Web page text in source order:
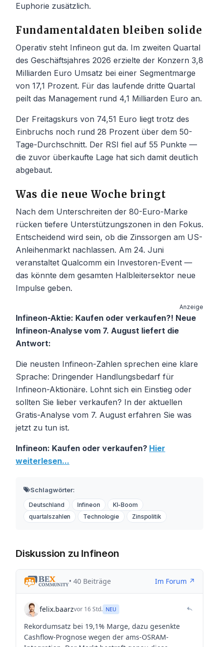
Euphorie zusätzlich.
Fundamentaldaten bleiben solide
Operativ steht Infineon gut da. Im zweiten Quartal
des Geschäftsjahres 2026 erzielte der Konzern 3,8
Milliarden Euro Umsatz bei einer Segmentmarge
von 17,1 Prozent. Für das laufende dritte Quartal
peilt das Management rund 4,1 Milliarden Euro an.
Der Freitagskurs von 74,51 Euro liegt trotz des
Einbruchs noch rund 28 Prozent über dem 50-
Tage-Durchschnitt. Der RSI fiel auf 55 Punkte —
die zuvor überkaufte Lage hat sich damit deutlich
abgebaut.
Was die neue Woche bringt
Nach dem Unterschreiten der 80-Euro-Marke
rücken tiefere Unterstützungszonen in den Fokus.
Entscheidend wird sein, ob die Zinssorgen am US-
Anleihenmarkt nachlassen. Am 24. Juni
veranstaltet Qualcomm ein Investoren-Event —
das könnte dem gesamten Halbleitersektor neue
Impulse geben.
Anzeige
Infineon-Aktie: Kaufen oder verkaufen?! Neue
Infineon-Analyse vom 7. August liefert die
Antwort:
Die neusten Infineon-Zahlen sprechen eine klare
Sprache: Dringender Handlungsbedarf für
Infineon-Aktionäre. Lohnt sich ein Einstieg oder
sollten Sie lieber verkaufen? In der aktuellen
Gratis-Analyse vom 7. August erfahren Sie was
jetzt zu tun ist.
Infineon: Kaufen oder verkaufen? Hier
weiterlesen...
Schlagwörter:
Deutschland Infineon
KI-Boom
quartalszahlen
Technologie Zinspolitik
Diskussion zu Infineon